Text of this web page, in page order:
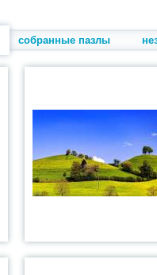
собранные пазлы